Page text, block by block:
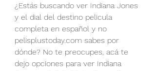
¿Estás buscando ver Indiana Jones
y el dial del destino pelicula
completa en español y no
pelisplustoday.com sabes por
dónde? No te preocupes, acá te
dejo opciones para ver Indiana